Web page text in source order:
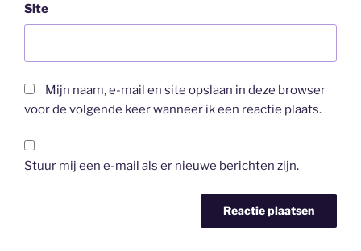
Site
Mijn naam, e-mail en site opslaan in deze browser
voor de volgende keer wanneer ik een reactie plaats.
Stuur mij een e-mail als er nieuwe berichten zijn.